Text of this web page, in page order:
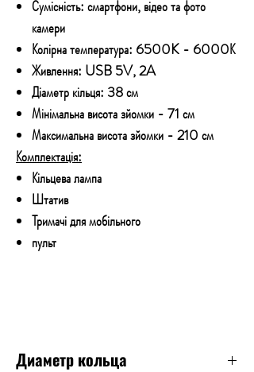
Сумісність: смартфони, відео та фото
камери
Колірна температура: 6500K - 6000К
Живлення: USB 5V, 2A
Діаметр кільця: 38 см
Мінімальна висота зйомки - 71 см
Максимальна висота зйомки - 210 см
Комплектація:
Кільцева лампа
Штатив
Тримачі для мобільного
пульт
Диаметр кольца